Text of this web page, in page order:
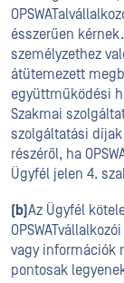
ésszerűen
személyzethez
átütemezett
együttműködési
Szakmai
szolgáltatási
részéről, ha
Ügyfél jelen 4.
(b)Az Ügyfél
vagy információk
pontosak